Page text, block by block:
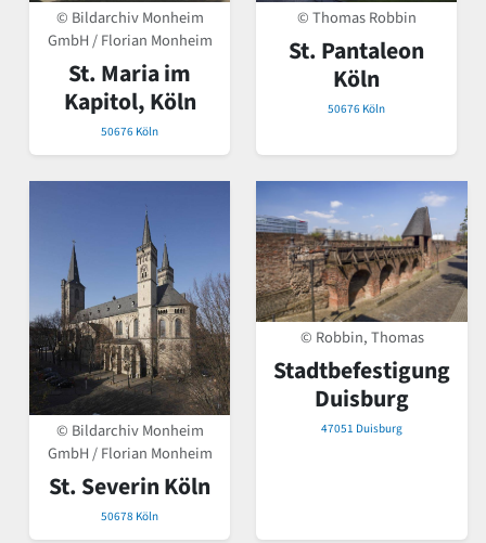
© Bildarchiv Monheim
GmbH / Florian Monheim
St. Maria im
Kapitol, Köln
50676 Köln
© Thomas Robbin
St. Pantaleon
Köln
50676 Köln
© Bildarchiv Monheim
GmbH / Florian Monheim
St. Severin Köln
50678 Köln
© Robbin, Thomas
Stadtbefestigung
Duisburg
47051 Duisburg